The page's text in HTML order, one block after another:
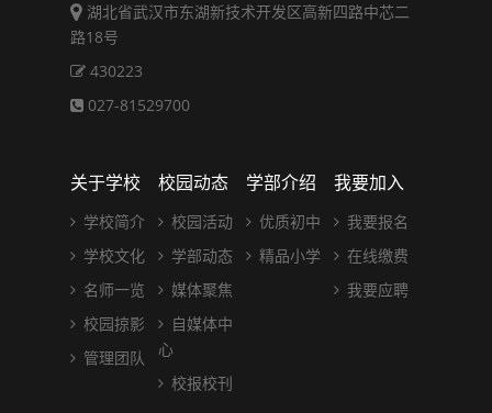
湖北省武汉市东湖新技术开发区高新四路中芯二
路18号
430223
027-81529700
关于学校
学校简介
学校文化
名师一览
校园掠影
管理团队
校园动态
校园活动
学部动态
媒体聚焦
自媒体中
心
校报校刊
学部介绍
优质初中
精品小学
我要加入
我要报名
在线缴费
我要应聘